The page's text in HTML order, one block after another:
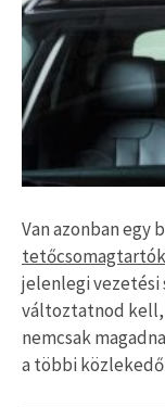
Van azonban egy
tetőcsomagtartók
jelenlegi vezetési
változtatnod
nemcsak
a többi